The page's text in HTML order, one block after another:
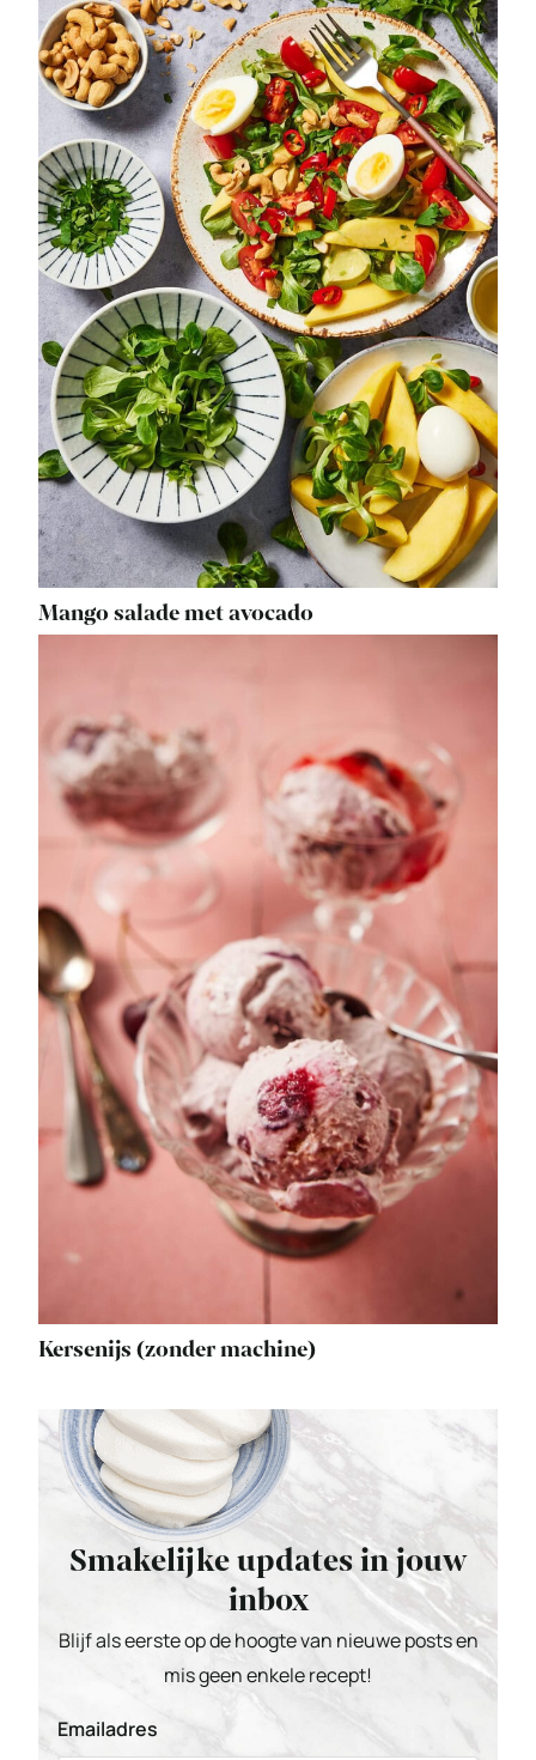
Mango salade met avocado
Kersenijs (zonder machine)
Smakelijke updates in jouw
inbox
Blijf als eerste op de hoogte van nieuwe posts en
mis geen enkele recept!
Emailadres